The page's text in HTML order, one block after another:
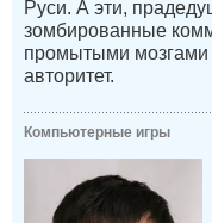
Руси. А эти,
зомбированные
промытыми
авторитет.
Компьютерные игры